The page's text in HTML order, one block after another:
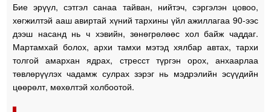
Бие эрүүл, сэтгэл санаа тайван, нийтэч, сэргэлэн цовоо,
хөгжилтэй ааш авиртай хүний тархины үйл ажиллагаа 90-ээс
дээш насанд нь ч хэвийн, зөнөгрөлөөс хол байж чаддаг.
Мартамхай болох, архи тамхи мэтэд хялбар автах, тархи
толгой амархан ядрах, стресст түргэн орох, анхаарлаа
төвлөрүүлэх чадамж сулрах зэрэг нь мэдрэлийн эсүүдийн
цөөрөлт, мөхөлтэй холбоотой.